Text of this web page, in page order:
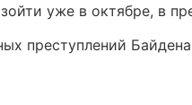
уже в октябре, в
преступлений